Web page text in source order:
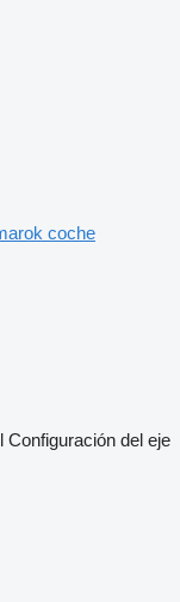
coche
Configuración del eje